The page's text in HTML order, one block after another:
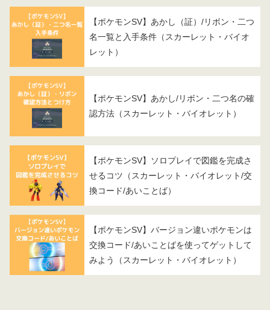
【ポケモンSV】あかし（証）/リボン・二つ
名一覧と入手条件（スカーレット・バイオ
レット）
【ポケモンSV】あかし/リボン・二つ名の確
認方法（スカーレット・バイオレット）
【ポケモンSV】ソロプレイで図鑑を完成さ
せるコツ（スカーレット・バイオレット/交
換コード/あいことば）
【ポケモンSV】バージョン違いポケモンは
交換コード/あいことばを使ってゲットして
みよう（スカーレット・バイオレット）